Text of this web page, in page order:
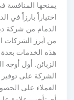
يمنحها المنافسة
اختياراً بارزاً في
الدمام من شركة
من أبرز الشركات
هذه الخدمات بعدة
الزبائن. أول أوجه
الشركة على توفير
العملاء على